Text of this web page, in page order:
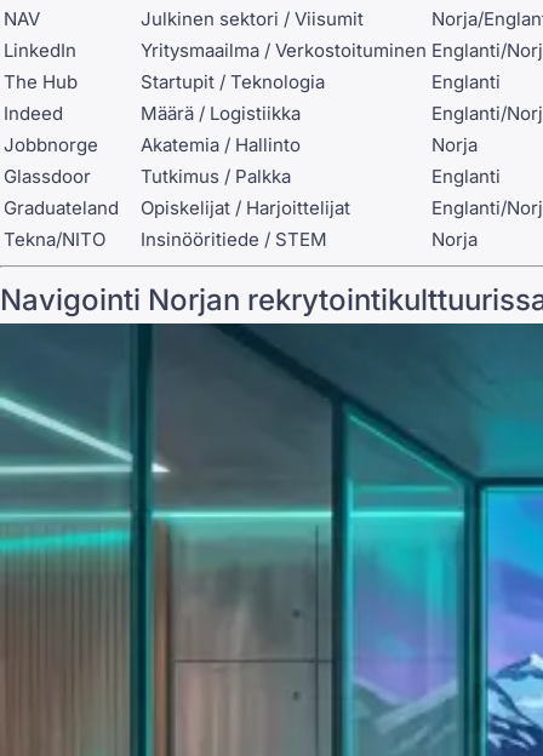
NAV
Julkinen sektori / Viisumit
Norja/
LinkedIn
Yritysmaailma / Verkostoituminen Englanti/
The Hub
Startupit / Teknologia
Englanti
Indeed
Määrä / Logistiikka
Englanti/
Jobbnorge
Akatemia / Hallinto
Norja
Glassdoor
Tutkimus / Palkka
Englanti
Graduateland
Opiskelijat / Harjoittelijat
Englanti/
Tekna/NITO
Insinööritiede / STEM Norja
Navigointi Norjan